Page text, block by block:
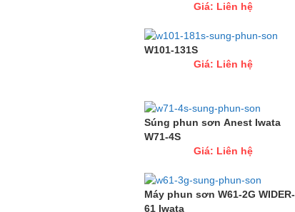
Giá: Liên hệ
W101-131S
Giá: Liên hệ
Súng phun sơn Anest Iwata
W71-4S
Giá: Liên hệ
Máy phun sơn W61-2G WIDER-
61 Iwata